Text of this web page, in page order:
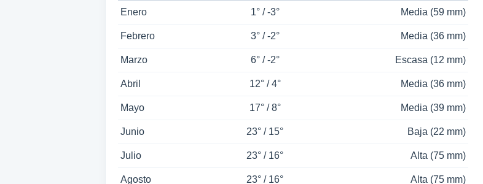
Enero 1° / -3° Media (59 mm)
Febrero 3° / -2° Media (36 mm)
Marzo 6° / -2° Escasa (12 mm)
Abril 12° / 4° Media (36 mm)
Mayo 17° / 8° Media (39 mm)
Junio 23° / 15° Baja (22 mm)
Julio 23° / 16° Alta (75 mm)
Agosto 23° / 16° Alta (75 mm)